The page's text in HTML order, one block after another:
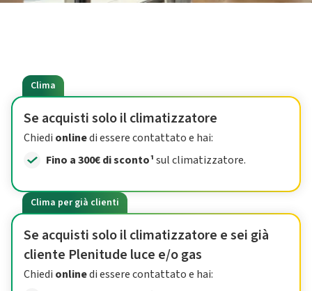
Clima
Se acquisti solo il climatizzatore
Chiedi onlinedi essere contattato e hai:
Fino a 300€ di sconto¹sul climatizzatore.
Clima per già clienti
Se acquisti solo il climatizzatore e sei già
cliente Plenitude luce e/o gas
Chiedi onlinedi essere contattato e hai: